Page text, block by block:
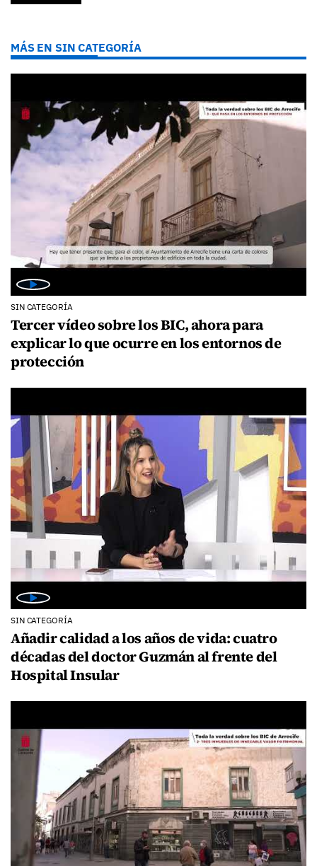
MÁS EN SIN CATEGORÍA
SIN CATEGORÍA
Tercer vídeo sobre los BIC, ahora para
explicar lo que ocurre en los entornos de
protección
SIN CATEGORÍA
Añadir calidad a los años de vida: cuatro
décadas del doctor Guzmán al frente del
Hospital Insular